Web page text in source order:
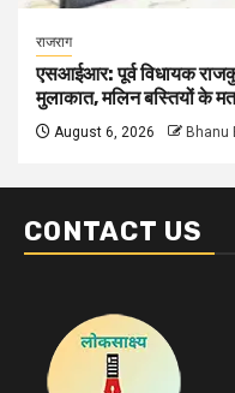
राजराग
एसआईआर: पूर्व विधायक
मुलाकात, मलिन बस्तियों के
August 6, 2026 Bhanu
CONTACT US